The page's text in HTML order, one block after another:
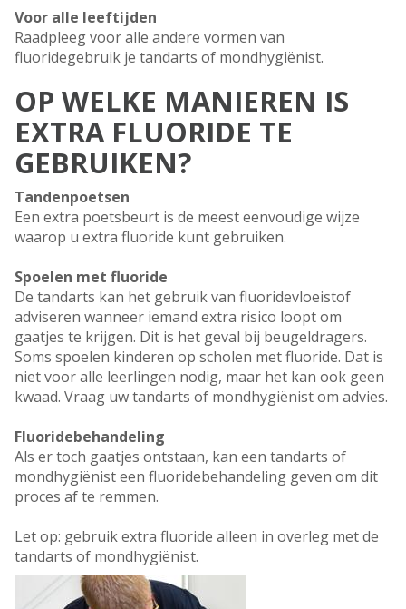
Voor alle leeftijden
Raadpleeg voor alle andere vormen van
fluoridegebruik je tandarts of mondhygiënist.
OP WELKE MANIEREN IS
EXTRA FLUORIDE TE
GEBRUIKEN?
Tandenpoetsen
Een extra poetsbeurt is de meest eenvoudige wijze
waarop u extra fluoride kunt gebruiken.
Spoelen met fluoride
De tandarts kan het gebruik van fluoridevloeistof
adviseren wanneer iemand extra risico loopt om
gaatjes te krijgen. Dit is het geval bij beugeldragers.
Soms spoelen kinderen op scholen met fluoride. Dat is
niet voor alle leerlingen nodig, maar het kan ook geen
kwaad. Vraag uw tandarts of mondhygiënist om advies.
Fluoridebehandeling
Als er toch gaatjes ontstaan, kan een tandarts of
mondhygiënist een fluoridebehandeling geven om dit
proces af te remmen.
Let op: gebruik extra fluoride alleen in overleg met de
tandarts of mondhygiënist.